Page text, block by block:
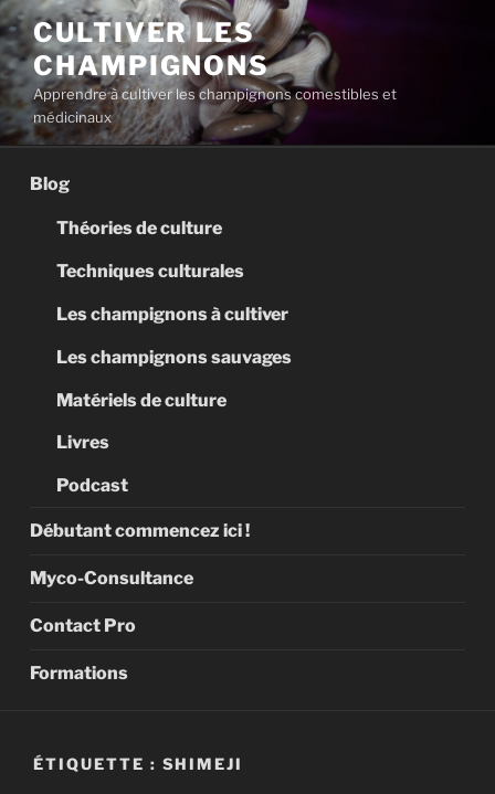
Aller
au
contenu
principal
CULTIVER LES
CHAMPIGNONS
Apprendre à cultiver les champignons comestibles et
médicinaux
Blog
Théories de culture
Techniques culturales
Les champignons à cultiver
Les champignons sauvages
Matériels de culture
Livres
Podcast
Débutant commencez ici !
Myco-Consultance
Contact Pro
Formations
ÉTIQUETTE : SHIMEJI